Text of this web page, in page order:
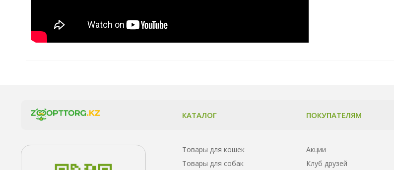
КАТАЛОГ
Товары для кошек
Товары для собак
ПОКУПАТЕЛЯМ
Акции
Клуб друзей